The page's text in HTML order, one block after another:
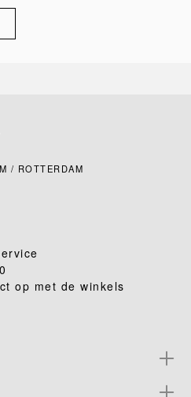
/ ROTTERDAM
op met de winkels